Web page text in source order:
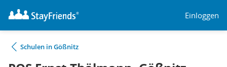
Einloggen
Schulen in Gößnitz